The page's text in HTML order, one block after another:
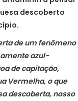
descoberto
de um fenômeno
azul-
de capitação,
Vermelha, o que
descoberta, nosso